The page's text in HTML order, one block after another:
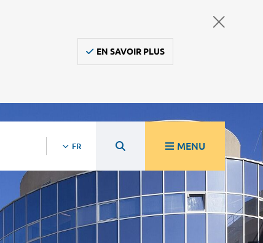
EN SAVOIR PLUS
FR MENU